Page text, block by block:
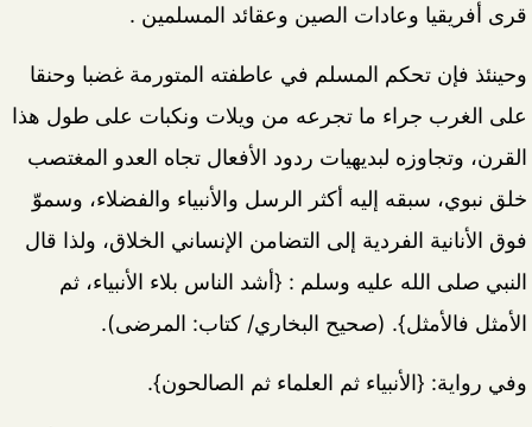
قرى أفريقيا وعادات الصين وعقائد المسلمين .
وحينئذ فإن تحكم المسلم في عاطفته المتورمة غضبا وحنقا
على الغرب جراء ما تجرعه من ويلات ونكبات على طول هذا
القرن، وتجاوزه لبديهيات ردود الأفعال تجاه العدو المغتصب
خلق نبوي، سبقه إليه أكثر الرسل والأنبياء والفضلاء، وسموّ
فوق الأنانية الفردية إلى التضامن الإنساني الخلاق، ولذا قال
النبي صلى الله عليه وسلم : {أشد الناس بلاء الأنبياء، ثم
الأمثل فالأمثل}. (صحيح البخاري/ كتاب: المرضى).
وفي رواية: {الأنبياء ثم العلماء ثم الصالحون}.